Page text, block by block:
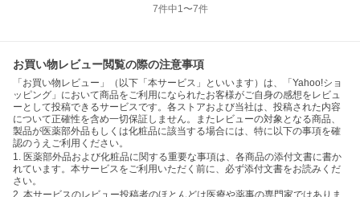
7件中1〜7件
お買い物レビュー閲覧の際の注意事項
「お買い物レビュー」（以下「本サービス」といいます）は、「Yahoo!ショ
ッピング」において商品をご利用になられたお客様がご自身の感想をレビュ
ーとして投稿できるサービスです。各ストアおよび当社は、投稿された内容
について正確性を含め一切保証しません。またレビューの対象となる商品、
製品が医薬部外品もしくは化粧品に該当する場合には、特に以下の事項を確
認のうえご利用ください。
1. 医薬部外品および化粧品に関する重要な事項は、各商品の添付文書に書か
れています。本サービスをご利用いただく前に、必ず添付文書をお読みくだ
さい。
2. 本サービスのレビュー投稿者のほとんどは医療や薬事の専門家ではありま